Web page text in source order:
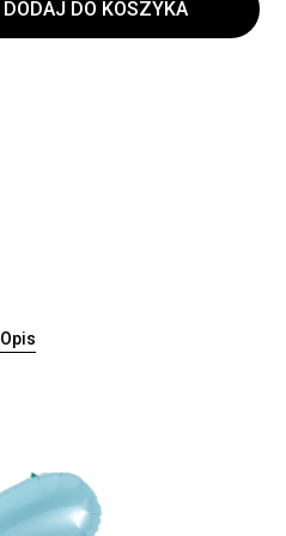
DODAJ DO KOSZYKA
Opis